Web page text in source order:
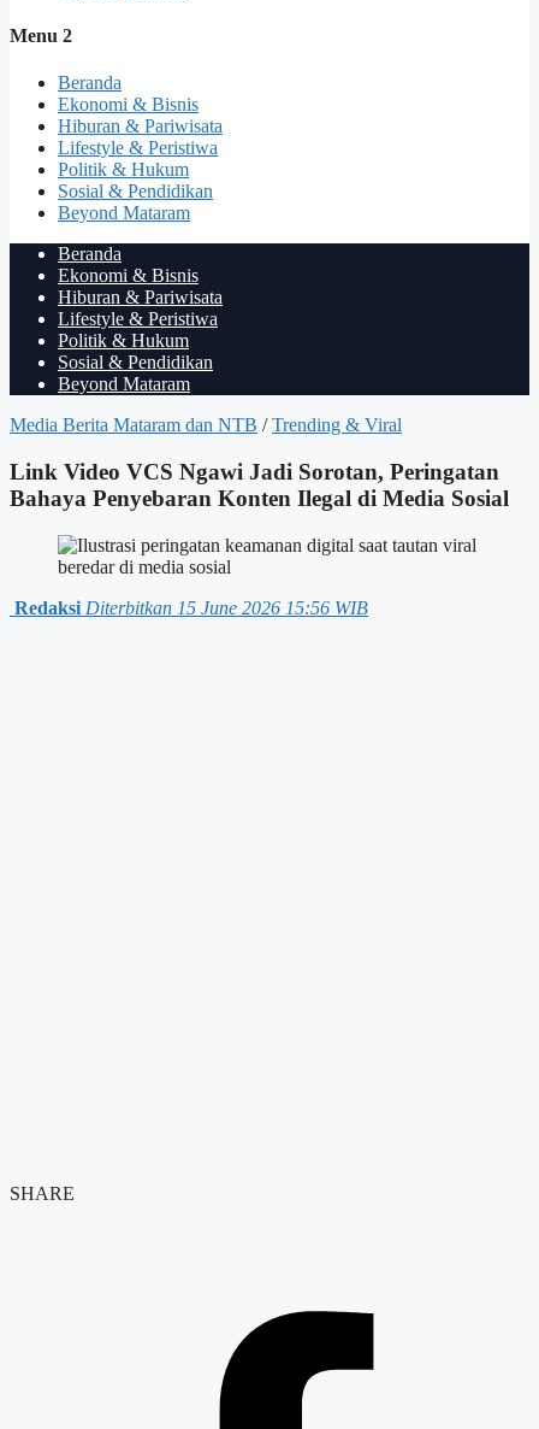
Menu 2
Beranda
Ekonomi & Bisnis
Hiburan & Pariwisata
Lifestyle & Peristiwa
Politik & Hukum
Sosial & Pendidikan
Beyond Mataram
Beranda
Ekonomi & Bisnis
Hiburan & Pariwisata
Lifestyle & Peristiwa
Politik & Hukum
Sosial & Pendidikan
Beyond Mataram
Media Berita Mataram dan NTB / Trending & Viral
Link Video VCS Ngawi Jadi Sorotan, Peringatan
Bahaya Penyebaran Konten Ilegal di Media Sosial
Redaksi Diterbitkan 15 June 2026 15:56 WIB
SHARE